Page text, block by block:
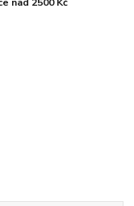
nad 2500 Kč